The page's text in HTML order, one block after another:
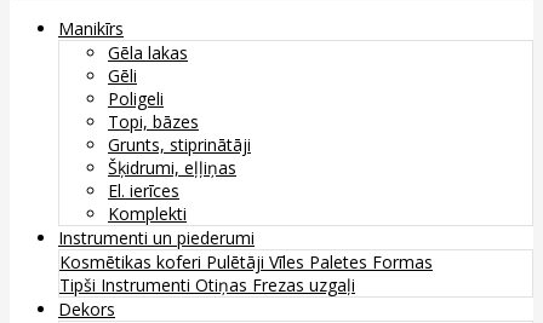
Manikīrs
Gēla lakas
Gēli
Poligeli
Topi, bāzes
Grunts, stiprinātāji
Šķidrumi, eļļiņas
El. ierīces
Komplekti
Instrumenti un piederumi
Kosmētikas koferi Pulētāji Vīles Paletes Formas
Tipši Instrumenti Otiņas Frezas uzgaļi
Dekors